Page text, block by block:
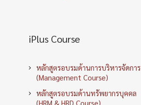
iPlus Course
หลักสูตรอบรมด้านการบริหารจัดการ
(Management Course)
หลักสูตรอบรมด้านทรัพยากรบุคคล
(HRM & HRD Course)